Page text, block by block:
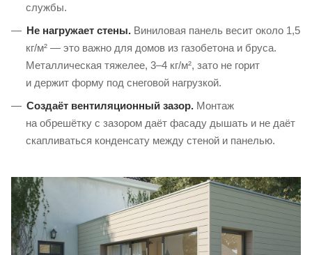
службы.
Не нагружает стены. Виниловая панель весит около 1,5
кг/м² — это важно для домов из газобетона и бруса.
Металлическая тяжелее, 3–4 кг/м², зато не горит
и держит форму под снеговой нагрузкой.
Создаёт вентиляционный зазор. Монтаж
на обрешётку с зазором даёт фасаду дышать и не даёт
скапливаться конденсату между стеной и панелью.